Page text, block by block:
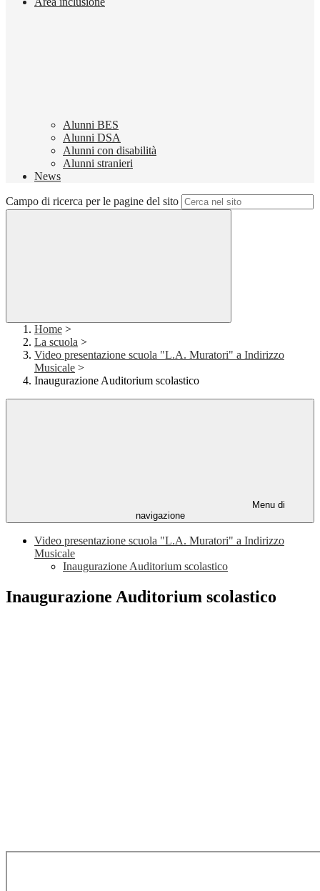
Alunni BES
Alunni DSA
Alunni con disabilità
Alunni stranieri
News
Campo di ricerca per le pagine del sito
Home >
La scuola >
Video presentazione scuola "L.A. Muratori" a Indirizzo
Musicale >
Inaugurazione Auditorium scolastico
Menu di
navigazione
Video presentazione scuola "L.A. Muratori" a Indirizzo
Musicale
Inaugurazione Auditorium scolastico
Inaugurazione Auditorium scolastico